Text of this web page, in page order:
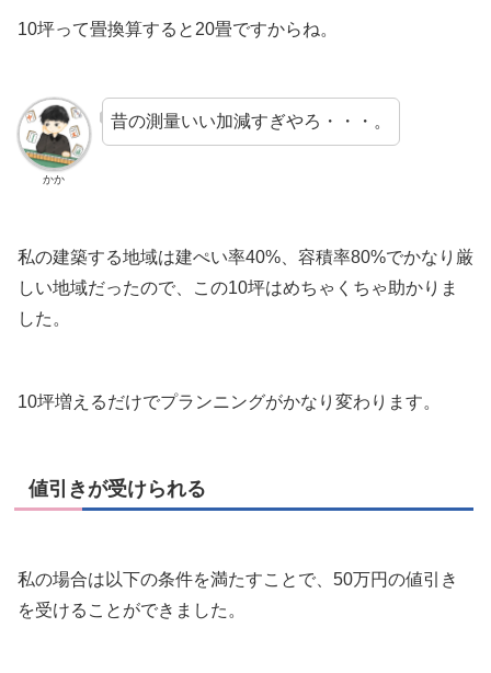
10坪って畳換算すると20畳ですからね。
かか
昔の測量いい加減すぎやろ・・・。
私の建築する地域は建ぺい率40%、容積率80%でかなり厳
しい地域だったので、この10坪はめちゃくちゃ助かりま
した。
10坪増えるだけでプランニングがかなり変わります。
値引きが受けられる
私の場合は以下の条件を満たすことで、50万円の値引き
を受けることができました。